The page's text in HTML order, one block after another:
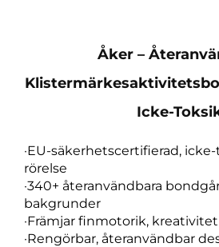
Åker –
Icke-
·EU-säkerhetscertifierad,
rörelse
·340+ återanvändbara
bakgrunder
·Främjar finmotorik,
·Rengörbar, återanvändbar